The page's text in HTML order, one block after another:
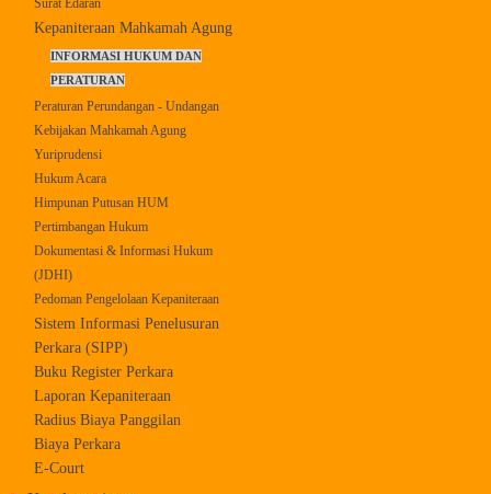
Surat Edaran
Kepaniteraan Mahkamah Agung
INFORMASI HUKUM DAN
PERATURAN
Peraturan Perundangan - Undangan
Kebijakan Mahkamah Agung
Yuriprudensi
Hukum Acara
Himpunan Putusan HUM
Pertimbangan Hukum
Dokumentasi & Informasi Hukum
(JDHI)
Pedoman Pengelolaan Kepaniteraan
Sistem Informasi Penelusuran
Perkara (SIPP)
Buku Register Perkara
Laporan Kepaniteraan
Radius Biaya Panggilan
Biaya Perkara
E-Court